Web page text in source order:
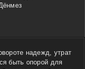
надежд, утрат
быть опорой для